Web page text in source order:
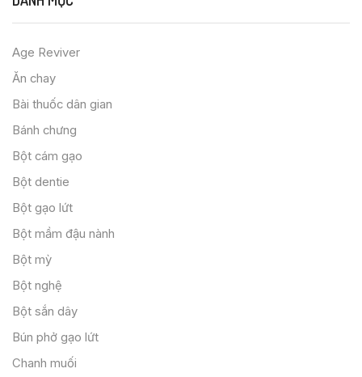
Age Reviver
Ăn chay
Bài thuốc dân gian
Bánh chưng
Bột cám gạo
Bột dentie
Bột gạo lứt
Bột mầm đậu nành
Bột mỳ
Bột nghệ
Bột sắn dây
Bún phở gạo lứt
Chanh muối